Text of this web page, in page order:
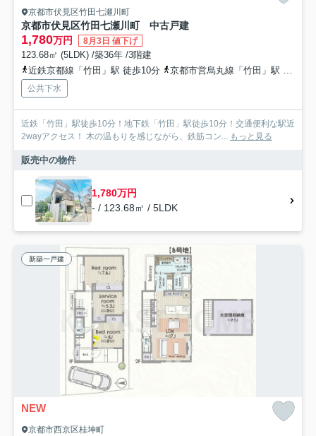
京都市伏見区竹田七瀬川町
京都市伏見区竹田七瀬川町 中古戸建
1,780万円 8月3日 値下げ
123.68㎡ (5LDK) /築36年 /3階建
近鉄京都線「竹田」駅 徒歩10分
京都市営烏丸線「竹田」駅 徒歩10分
公共下水
近鉄「竹田」駅徒歩10分！地下鉄「竹田」駅徒歩10分！交通便利な駅近
2wayアクセス！ 木の温もりを感じながら、鉄筋コン... もっと見る
販売中の物件
1,780万円
- / 123.68㎡ / 5LDK
新築一戸建
NEW
京都市西京区桂坤町